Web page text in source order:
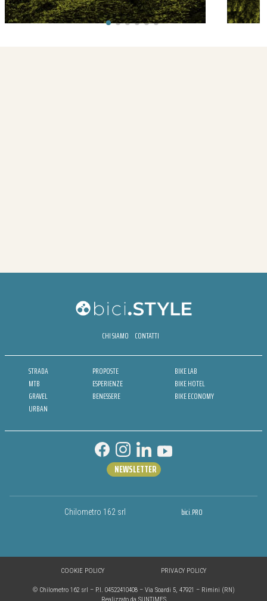
CHI SIAMO CONTATTI
STRADA
MTB
GRAVEL
URBAN
PROPOSTE
ESPERIENZE
BENESSERE
BIKE LAB
BIKE HOTEL
BIKE ECONOMY
Chilometro 162 srl bici.PRO
NEWSLETTER
© Chilometro 162 srl – P.I. 04522410408 – Via Soardi 5, 47921 – Rimini (RN)
Realizzato da SUNTIMES
COOKIE POLICY PRIVACY POLICY